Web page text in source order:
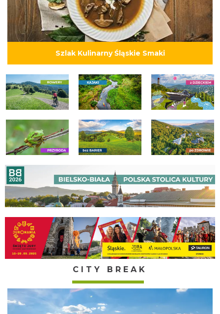
Szlak Kulinarny Śląskie Smaki
CITY BREAK